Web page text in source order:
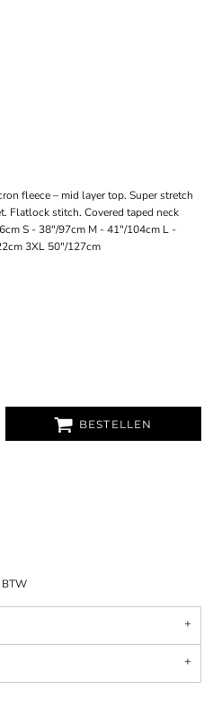
fleece – mid layer top. Super stretch
Flatlock stitch. Covered taped neck
S - 38"/97cm M - 41"/104cm L -
3XL 50"/127cm
BESTELLEN